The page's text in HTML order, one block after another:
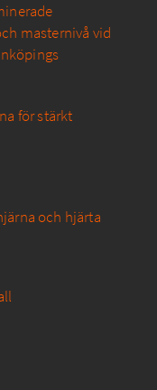
masternivå vid
för stärkt
och hjärta